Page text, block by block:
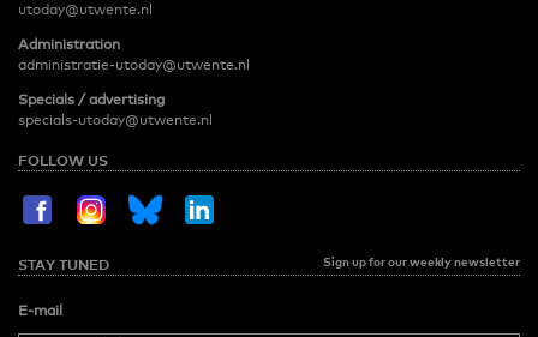
utoday@utwente.nl
Administration
administratie-utoday@utwente.nl
Specials / advertising
specials-utoday@utwente.nl
FOLLOW US
STAY TUNED Sign up for our weekly newsletter
E-mail